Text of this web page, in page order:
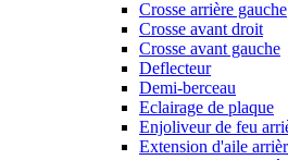
Crosse arrière gauche
Crosse avant droit
Crosse avant gauche
Deflecteur
Demi-berceau
Eclairage de plaque
Enjoliveur de feu
Extension d'aile